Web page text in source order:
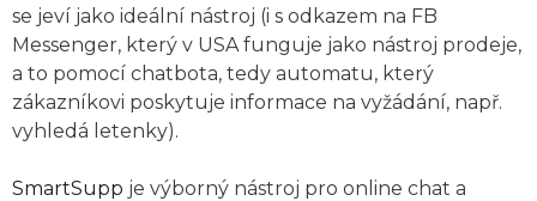
se jeví jako ideální nástroj (i s odkazem na FB
Messenger, který v USA funguje jako nástroj prodeje,
a to pomocí chatbota, tedy automatu, který
zákazníkovi poskytuje informace na vyžádání, např.
vyhledá letenky).
SmartSupp je výborný nástroj pro online chat a